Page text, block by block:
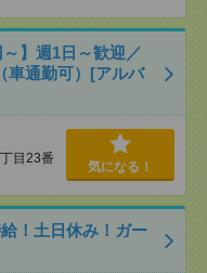
】週1日～歓迎／
車通勤可）[アルバ
目23番
気になる！
！土日休み！ガー